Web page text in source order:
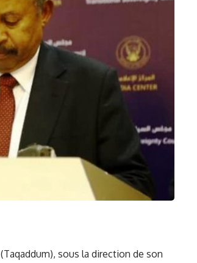
​ (Taqaddum), sous la direction de ‌son